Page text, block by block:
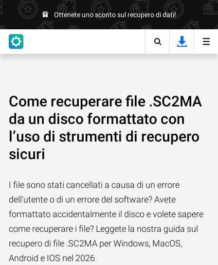
Ottenete uno sconto sul recupero di dati!
Come recuperare file .SC2MA
da un disco formattato con
l’uso di strumenti di recupero
sicuri
I file sono stati cancellati a causa di un errore
dell'utente o di un errore del software? Avete
formattato accidentalmente il disco e volete sapere
come recuperare i file? Leggete la nostra guida sul
recupero di file .SC2MA per Windows, MacOS,
Android e IOS nel 2026.